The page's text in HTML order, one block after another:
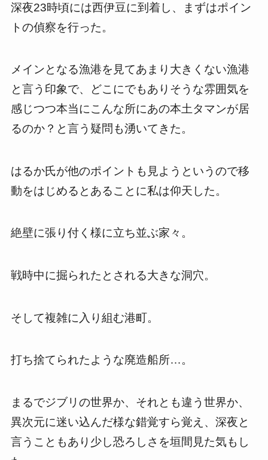
深夜23時頃には西伊豆に到着し、まずはポイン
トの偵察を行った。
メインとなる漁港を見てあまり大きくない漁港
と言う印象で、どこにでもありそうな雰囲気を
感じつつ本当にこんな所にあの本土タマンが居
るのか？と言う疑問も湧いてきた。
はるか氏が他のポイントも見ようというので移
動をはじめるとあることに私は仰天した。
絶壁に張り付く様に立ち並ぶ家々。
戦時中に掘られたとされる大きな洞穴。
そして複雑に入り組む港町。
打ち捨てられたような廃造船所…。
まるでジブリの世界か、それとも違う世界か、
異次元に迷い込んだ様な錯覚すら覚え、深夜と
言うこともあり少し恐ろしさを垣間見た気もし